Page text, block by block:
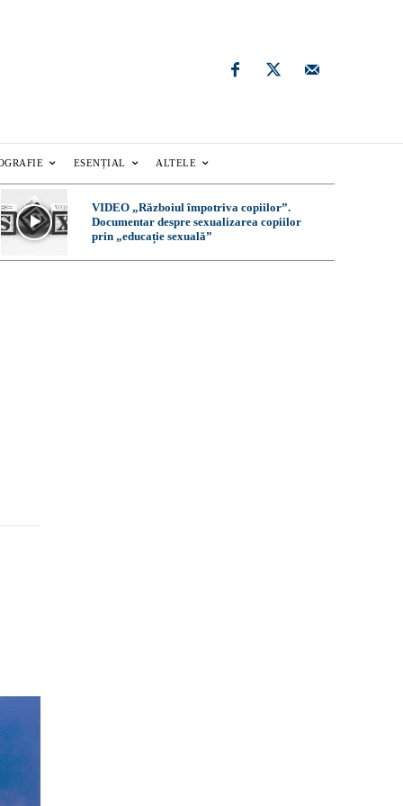
ESENȚIAL ALTELE
VIDEO „Războiul împotriva copiilor”.
Documentar despre sexualizarea copiilor
prin „educație sexuală”